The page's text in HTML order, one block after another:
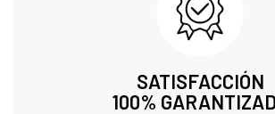
SATISFACCIÓN
100%